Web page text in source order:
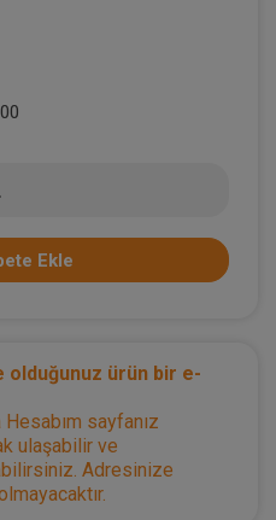
Ekle
ürün bir e-
Hesabım sayfanız
ulaşabilir ve
Adresinize